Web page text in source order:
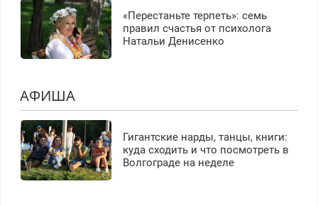
«Перестаньте терпеть»: семь
правил счастья от психолога
Натальи Денисенко
АФИША
Гигантские нарды, танцы, книги:
куда сходить и что посмотреть в
Волгограде на неделе